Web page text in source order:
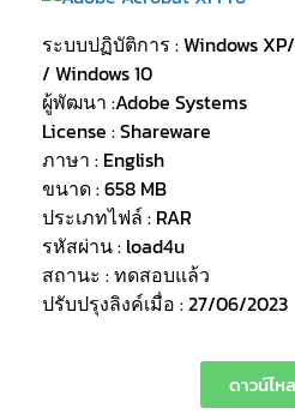
ระบบปฏิบัติการ : Windows
/ Windows 10
ผู้พัฒนา :Adobe Systems
License : Shareware
ภาษา : English
ขนาด : 658 MB
ประเภทไฟล์ : RAR
รหัสผ่าน : load4u
สถานะ : ทดสอบแล้ว
ปรับปรุงลิงค์เมื่อ : 27/06/2023
ดาวน์โห